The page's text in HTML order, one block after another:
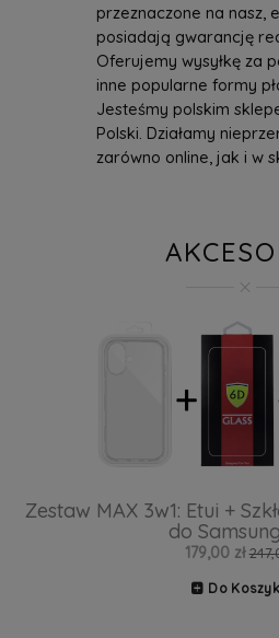
przeznaczone na nasz,
posiadają gwarancję
Oferujemy wysyłkę za
inne popularne formy
Jesteśmy polskim
Polski. Działamy
zarówno online, jak i w
Zestaw MAX 3w1: Etui +
do
179,00 zł
Do